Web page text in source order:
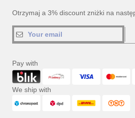
Otrzymaj a 3% discount zniżki na
Pay with
We ship with